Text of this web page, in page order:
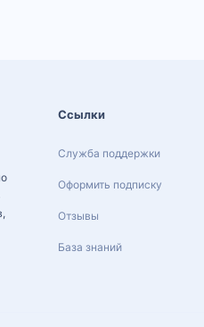
Ссылки
Служба поддержки
Оформить подписку
Отзывы
База знаний